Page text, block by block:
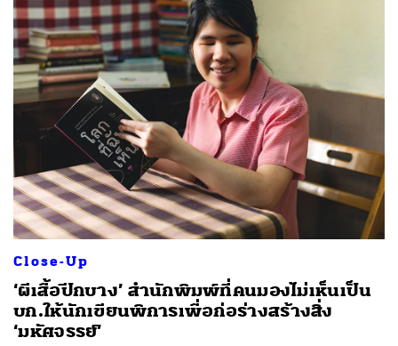
Close-Up
‘ผีเสื้อปีกบาง’ สำนักพิมพ์ที่คนมองไม่เห็นเป็น
บก.ให้นักเขียนพิการเพื่อก่อร่างสร้างสิ่ง
‘มหัศจรรย์’